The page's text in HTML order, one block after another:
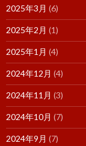
2025年3月 (6)
2025年2月 (1)
2025年1月 (4)
2024年12月 (4)
2024年11月 (3)
2024年10月 (7)
2024年9月 (7)